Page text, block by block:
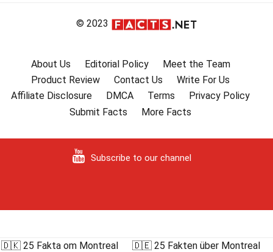
© 2023
About Us Editorial Policy
Meet the Team
Product Review
Contact Us
Write For Us
Affiliate Disclosure
DMCA Terms
Privacy Policy
Submit Facts
More Facts
Subscribe to our channel
🇩🇰 25 Fakta om Montreal
🇩🇪 25 Fakten über Montreal